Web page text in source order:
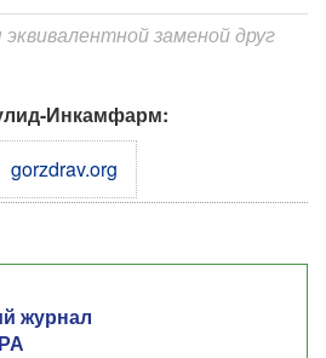
заменой друг
Инкамфарм:
gorzdrav.org
журнал